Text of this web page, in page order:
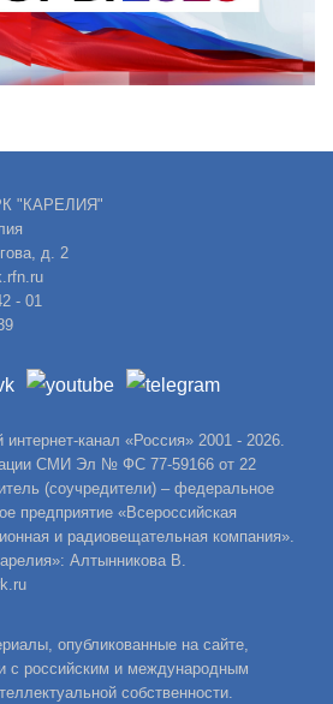
"КАРЕЛИЯ"
д. 2
- 01
канал «Россия» 2001 - 2026.
СМИ Эл № ФС 77-59166 от 22
(соучредители) – федеральное
предприятие «Всероссийская
и радиовещательная компания».
Алтынникова В.
опубликованные на сайте,
с российским и международным
собственности.